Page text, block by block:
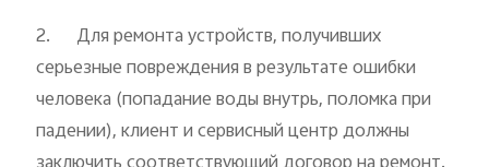
2. Для ремонта устройств, получивших
серьезные повреждения в результате ошибки
человека (попадание воды внутрь, поломка при
падении), клиент и сервисный центр должны